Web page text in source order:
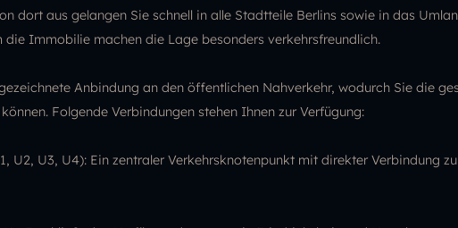
dort aus gelangen Sie schnell in alle Stadtteile Berlins sowie in das
die Immobilie machen die Lage besonders verkehrsfreundlich.
Anbindung an den öffentlichen Nahverkehr, wodurch Sie die
Folgende Verbindungen stehen Ihnen zur Verfügung:
U2, U3, U4): Ein zentraler Verkehrsknotenpunkt mit direkter Verbindung